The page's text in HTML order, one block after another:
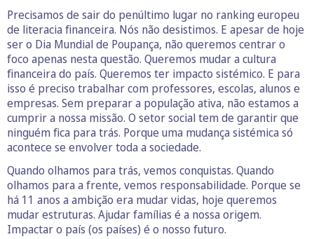
Precisamos de sair do penúltimo lugar no ranking europeu
de literacia financeira. Nós não desistimos. E apesar de hoje
ser o Dia Mundial de Poupança, não queremos centrar o
foco apenas nesta questão. Queremos mudar a cultura
financeira do país. Queremos ter impacto sistémico. E para
isso é preciso trabalhar com professores, escolas, alunos e
empresas. Sem preparar a população ativa, não estamos a
cumprir a nossa missão. O setor social tem de garantir que
ninguém fica para trás. Porque uma mudança sistémica só
acontece se envolver toda a sociedade.
Quando olhamos para trás, vemos conquistas. Quando
olhamos para a frente, vemos responsabilidade. Porque se
há 11 anos a ambição era mudar vidas, hoje queremos
mudar estruturas. Ajudar famílias é a nossa origem.
Impactar o país (os países) é o nosso futuro.